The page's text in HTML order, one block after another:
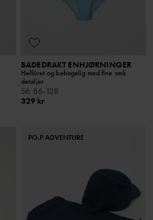
BADEDRAKT ENHJØRNINGER
Helfôret og behagelig med fine små
detaljer
Stl : 86-128
329 kr
PO.P ADVENTURE